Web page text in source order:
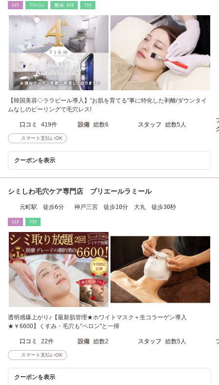
ｴｽﾃ ﾘﾌﾚｯｼｭ 整体･ｶｲﾛ ﾘﾗｸ
【韓国美容◇ララピール導入】“お肌を育てる”事に特化した剥離/ダウンタイ
ムなしのピーリングで毛穴レス!
口コミ 419件 設備 総数6 スタッフ 総数5人
スマート支払いOK
クーポンを表示
シミしわ毛穴ケア専門店 ブリエールラミール
元町駅 徒歩6分 神戸三宮 徒歩10分 大丸 徒歩30秒
ｴｽﾃ ﾘﾗｸ
透明感爆上がり♪【最新肌管理★ホワイトマスク＋生コラーゲン導入
★￥6600】くすみ・毛穴も"ペロン"と一掃
口コミ 22件 設備 総数2 スタッフ 総数5人
スマート支払いOK
クーポンを表示